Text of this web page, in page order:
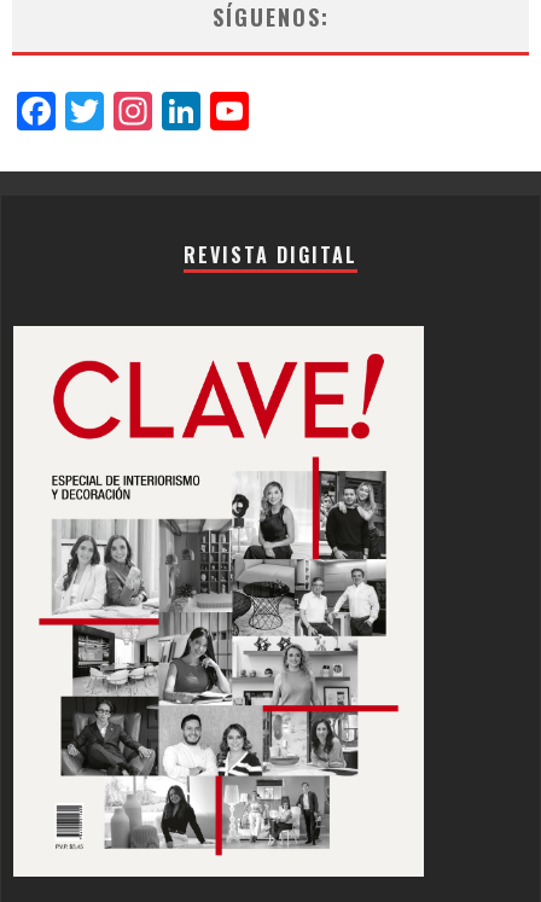
SÍGUENOS:
Facebook
Twitter
Instagram
LinkedIn
REVISTA DIGITAL